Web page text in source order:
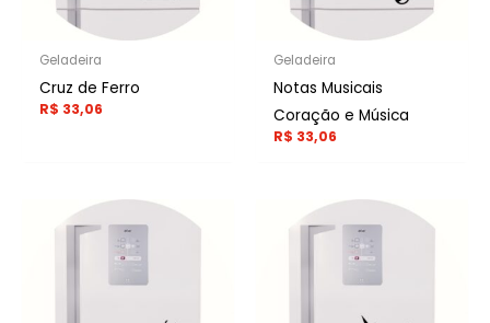
Geladeira
Cruz de Ferro
R$ 33,06
Geladeira
Notas Musicais
Coração e Música
R$ 33,06